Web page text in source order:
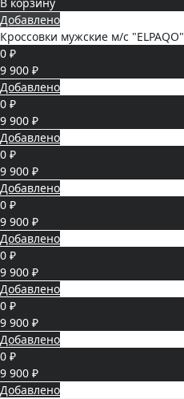
Добавлено
Кроссовки мужские м/с "ELPAQO"
0 ₽
9 900 ₽
Добавлено
0 ₽
9 900 ₽
Добавлено
0 ₽
9 900 ₽
Добавлено
0 ₽
9 900 ₽
Добавлено
0 ₽
9 900 ₽
Добавлено
0 ₽
9 900 ₽
Добавлено
0 ₽
9 900 ₽
Добавлено